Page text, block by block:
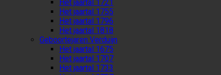
Het jaartal 1721
Het jaartal 1755
Het jaartal 1796
Het jaartal 1818
Geboortejaren Verduijn
Het jaartal 1675
Het jaartal 1707
Het jaartal 1733